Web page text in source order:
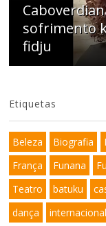
sofrimento
fidju
Etiquetas
Beleza Biografia
França
Funana
Teatro
batuku
dança
internacional